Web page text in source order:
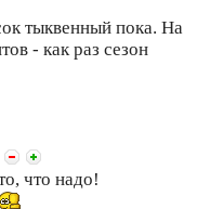
тыквенный пока. На
- как раз сезон
что надо!